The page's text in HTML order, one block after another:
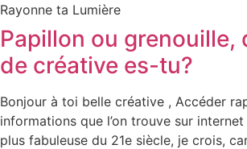
Rayonne ta Lumière
Papillon ou grenouille,
de créative es-tu?
Bonjour à toi belle créative , Accéder
informations que l’on trouve sur
plus fabuleuse du 21e siècle, je crois,